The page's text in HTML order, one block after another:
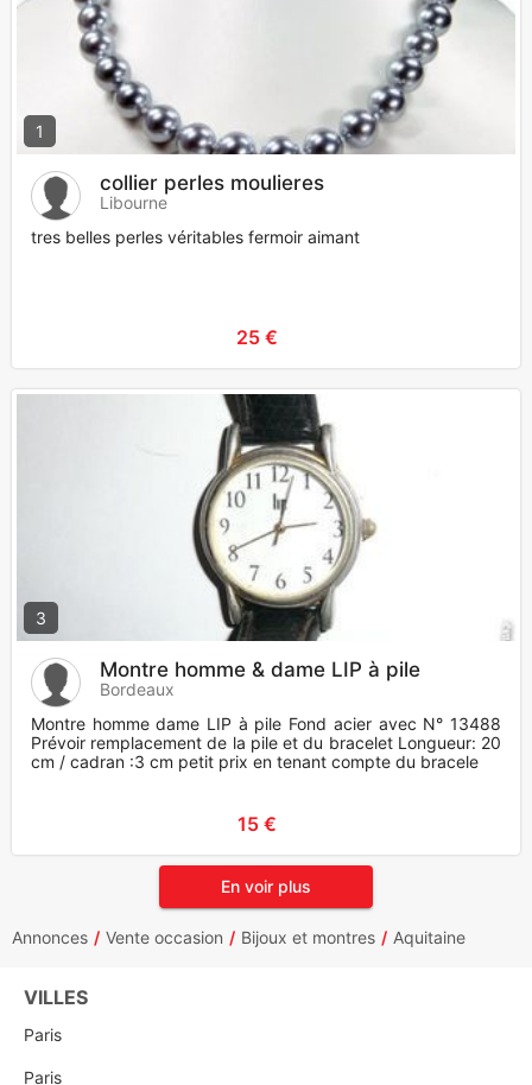
1
collier perles moulieres
Libourne
tres belles perles véritables fermoir aimant
25 €
3
Montre homme & dame LIP à pile
Bordeaux
Montre homme dame LIP à pile Fond acier avec N° 13488
Prévoir remplacement de la pile et du bracelet Longueur: 20
cm / cadran :3 cm petit prix en tenant compte du bracele
15 €
En voir plus
Annonces Vente occasion Bijoux et montres Aquitaine
VILLES
Paris
Paris